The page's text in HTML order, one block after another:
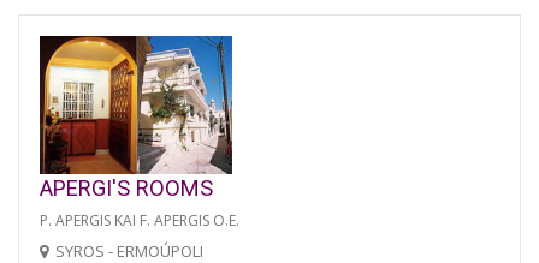
APERGI'S ROOMS
P. APERGIS KAI F. APERGIS O.E.
SYROS - ERMOÚPOLI